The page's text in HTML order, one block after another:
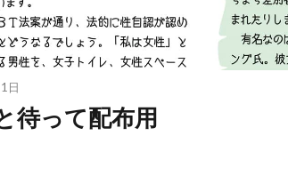
日
待って配布用